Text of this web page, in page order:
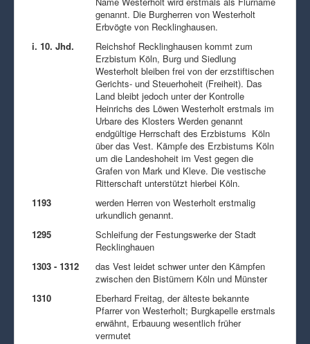
genannt. Die Burgherren von Westerholt
Erbvögte von Recklinghausen.
i. 10. Jhd.
Reichshof Recklinghausen kommt zum
Erzbistum Köln, Burg und Siedlung
Westerholt bleiben frei von der erzstiftischen
Gerichts- und Steuerhoheit (Freiheit). Das
Land bleibt jedoch unter der Kontrolle
Heinrichs des Löwen Westerholt erstmals im
Urbare des Klosters Werden genannt
endgültige Herrschaft des Erzbistums Köln
über das Vest. Kämpfe des Erzbistums Köln
um die Landeshoheit im Vest gegen die
Grafen von Mark und Kleve. Die vestische
Ritterschaft unterstützt hierbei Köln.
1193
werden Herren von Westerholt erstmalig
urkundlich genannt.
1295
Schleifung der Festungswerke der Stadt
Recklinghauen
1303 - 1312
das Vest leidet schwer unter den Kämpfen
zwischen den Bistümern Köln und Münster
1310
Eberhard Freitag, der älteste bekannte
Pfarrer von Westerholt; Burgkapelle erstmals
erwähnt, Erbauung wesentlich früher
vermutet